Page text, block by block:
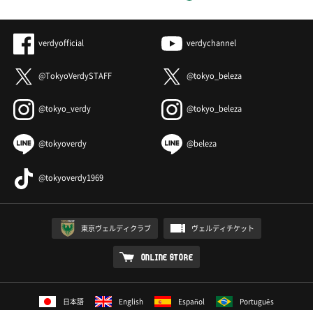
verdyofficial verdychannel
@TokyoVerdySTAFF @tokyo_beleza
@tokyo_verdy @tokyo_beleza
@tokyoverdy @beleza
@tokyoverdy1969
東京ヴェルディクラブ ヴェルディチケット
ONLINE STORE
日本語 English Español Português